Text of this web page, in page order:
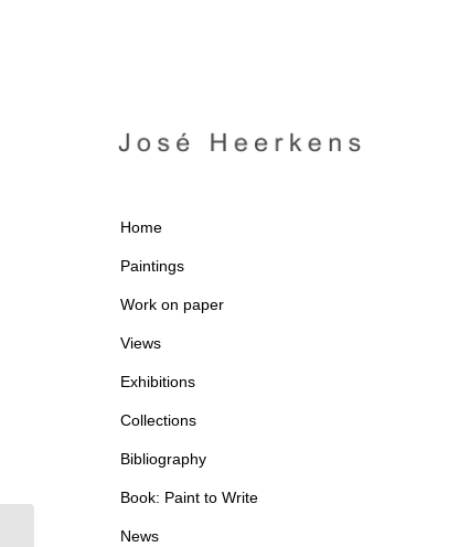
Home
Paintings
Work on paper
Views
Exhibitions
Collections
Bibliography
Book: Paint to Write
News